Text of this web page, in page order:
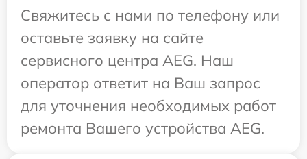
Свяжитесь с нами по телефону или
оставьте заявку на сайте
сервисного центра AEG. Наш
оператор ответит на Ваш запрос
для уточнения необходимых работ
ремонта Вашего устройства AEG.